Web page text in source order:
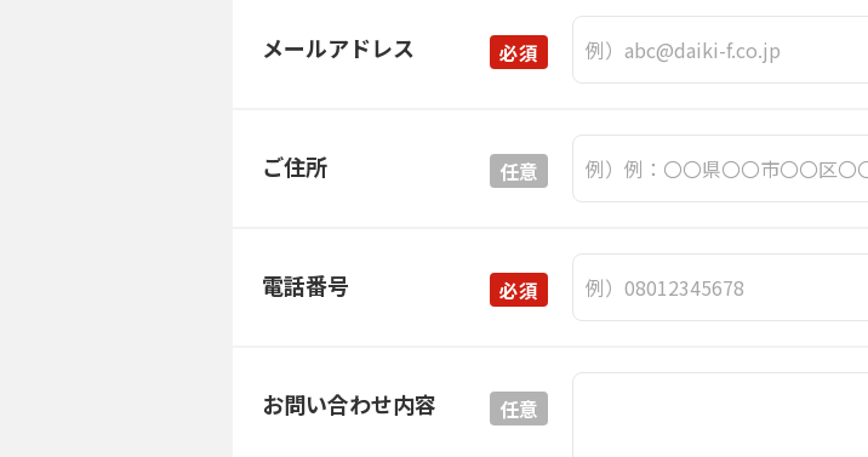
メールアドレス 必須
ご住所 任意
電話番号 必須
お問い合わせ内容 任意